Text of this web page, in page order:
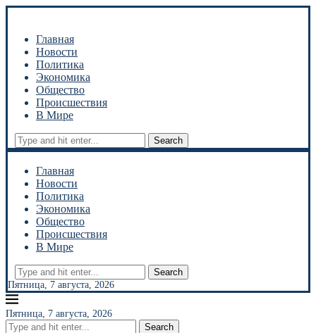
Главная
Новости
Политика
Экономика
Общество
Происшествия
В Мире
Search
Главная
Новости
Политика
Экономика
Общество
Происшествия
В Мире
Search
Пятница, 7 августа, 2026
Пятница, 7 августа, 2026
Search